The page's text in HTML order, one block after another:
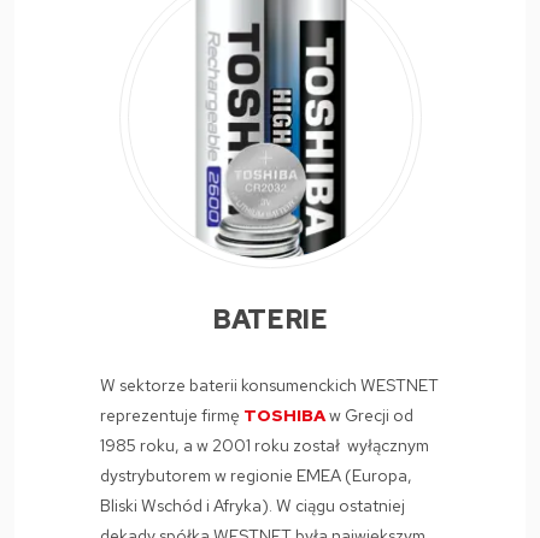
BATERIE
W sektorze baterii konsumenckich WESTNET
reprezentuje firmę TOSHIBAw Grecji od
1985 roku, a w 2001 roku został wyłącznym
dystrybutorem w regionie EMEA (Europa,
Bliski Wschód i Afryka). W ciągu ostatniej